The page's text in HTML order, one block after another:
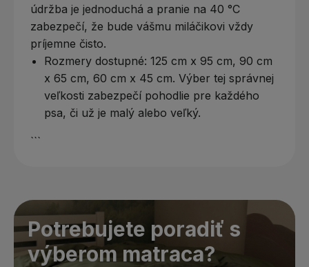
údržba je jednoduchá a pranie na 40 °C
zabezpečí, že bude vášmu miláčikovi vždy
príjemne čisto.
Rozmery dostupné: 125 cm x 95 cm, 90 cm
x 65 cm, 60 cm x 45 cm. Výber tej správnej
veľkosti zabezpečí pohodlie pre každého
psa, či už je malý alebo veľký.
```
Potrebujete poradiť s
výberom matraca?